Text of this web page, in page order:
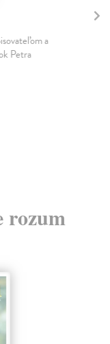
a
Petra
rozum